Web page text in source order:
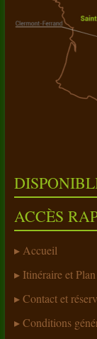
ACCÈS
Accueil
Itinéraire et Plan
Contact et
Conditions